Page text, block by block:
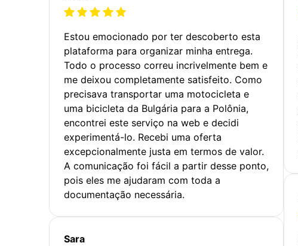
Estou emocionado por ter descoberto esta
plataforma para organizar minha entrega.
Todo o processo correu incrivelmente bem e
me deixou completamente satisfeito. Como
precisava transportar uma motocicleta e
uma bicicleta da Bulgária para a Polônia,
encontrei este serviço na web e decidi
experimentá-lo. Recebi uma oferta
excepcionalmente justa em termos de valor.
A comunicação foi fácil a partir desse ponto,
pois eles me ajudaram com toda a
documentação necessária.
Sara